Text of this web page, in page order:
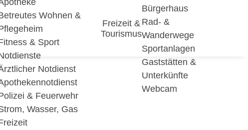
Wohnen &
& Sport
Notdienst
& Feuerwehr
Wasser, Gas
Freizeit &
Tourismus
Bürgerhaus
Rad- &
Wanderwege
Sportanlagen
Gaststätten &
Unterkünfte
Webcam